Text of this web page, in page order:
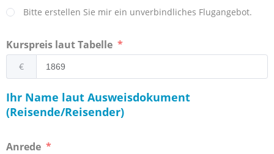
Bitte erstellen Sie mir ein unverbindliches Flugangebot.
Kurspreis laut Tabelle
€
Ihr Name laut Ausweisdokument
(Reisende/Reisender)
Anrede